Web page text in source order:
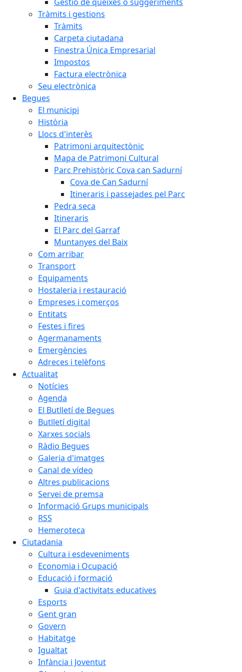
Tràmits i gestions
Tràmits
Carpeta ciutadana
Finestra Única Empresarial
Impostos
Factura electrònica
Seu electrònica
Begues
El municipi
Història
Llocs d'interès
Patrimoni arquitectònic
Mapa de Patrimoni Cultural
Parc Prehistòric Cova can Sadurní
Cova de Can Sadurní
Itineraris i passejades pel Parc
Pedra seca
Itineraris
El Parc del Garraf
Muntanyes del Baix
Com arribar
Transport
Equipaments
Hostaleria i restauració
Empreses i comerços
Entitats
Festes i fires
Agermanaments
Emergències
Adreces i telèfons
Actualitat
Notícies
Agenda
El Butlletí de Begues
Butlletí digital
Xarxes socials
Ràdio Begues
Galeria d'imatges
Canal de vídeo
Altres publicacions
Servei de premsa
Informació Grups municipals
RSS
Hemeroteca
Ciutadania
Cultura i esdeveniments
Economia i Ocupació
Educació i formació
Guia d'activitats educatives
Esports
Gent gran
Govern
Habitatge
Igualtat
Infància i Joventut